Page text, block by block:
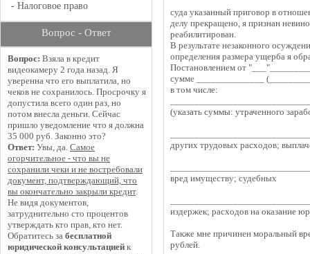
- Налоговое право
Вопрос - Ответ
Вопрос: Взяла в кредит
видеокамеру 2 года назад. Я
уверенна что его выплатила, но
чеков не сохранилось. Просрочку я
допустила всего один раз, но
потом внесла деньги. Сейчас
пришло уведомление что я должна
35 000 руб. Законно это?
Ответ: Увы, да. Самое
огорчительное - что вы не
сохранили чеки и не востребовали
документ, подтверждающий, что
вы окончательно закрыли кредит.
Не видя документов,
затруднительно сто процентов
утверждать кто прав, кто нет.
Обратитесь за бесплатной
юридической консультацией к
суда указанный приговор в
делу прекращено, я признан
реабилитирован.
В результате незаконного
определения размера ущерба я
Постановлением от
сумме ______________
в том числе:
(указать суммы: утраченного
других трудовых расходов;
вред имуществу; судебных
издержек; расходов на оказание
Также мне причинен моральный
рублей.